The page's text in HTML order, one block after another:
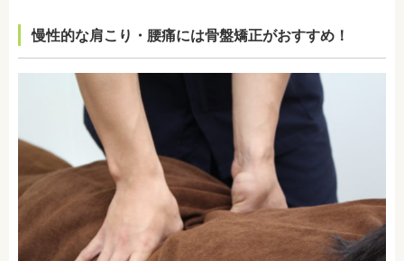
慢性的な肩こり・腰痛には骨盤矯正がおすすめ！